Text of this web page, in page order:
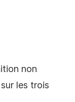
non
les trois